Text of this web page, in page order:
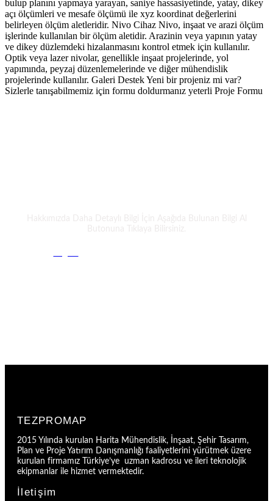
bulup planını yapmaya yarayan, saniye hassasiyetinde, yatay, dikey
açı ölçümleri ve mesafe ölçümü ile xyz koordinat değerlerini
belirleyen ölçüm aletleridir. Nivo Cihaz Nivo, inşaat ve arazi ölçüm
işlerinde kullanılan bir ölçüm aletidir. Arazinin veya yapının yatay
ve dikey düzlemdeki hizalanmasını kontrol etmek için kullanılır.
Optik veya lazer nivolar, genellikle inşaat projelerinde, yol
yapımında, peyzaj düzenlemelerinde ve diğer mühendislik
projelerinde kullanılır. Galeri Destek Yeni bir projeniz mi var?
Sizlerle tanışabilmemiz için formu doldurmanız yeterli Proje Formu
TEZPROMAP
2015 Yılında kurulan Harita Mühendislik, İnşaat, Şehir Tasarım,
Plan ve Proje Yatırım Danışmanlığı faaliyetlerini yürütmek üzere
kurulan firmamız Türkiye’ye uzman kadrosu ve ileri teknolojik
ekipmanlar ile hizmet vermektedir.
İletişim